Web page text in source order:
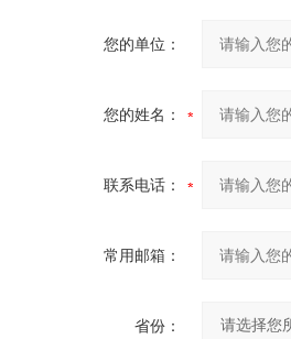
您的单位：
您的姓名：
联系电话：
常用邮箱：
省份：